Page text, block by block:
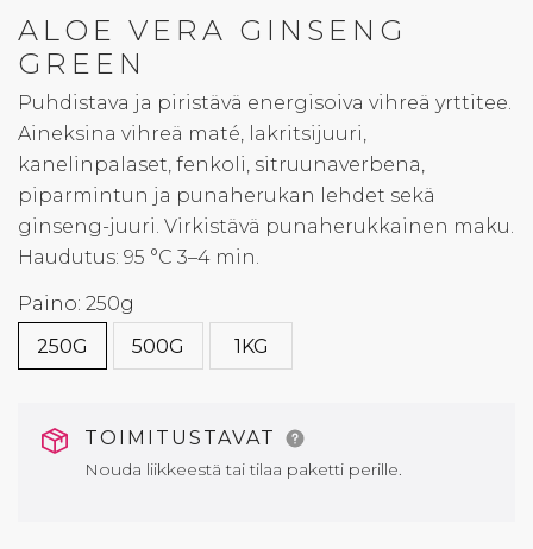
ALOE VERA GINSENG
GREEN
Puhdistava ja piristävä energisoiva vihreä yrttitee.
Aineksina vihreä maté, lakritsijuuri,
kanelinpalaset, fenkoli, sitruunaverbena,
piparmintun ja punaherukan lehdet sekä
ginseng-juuri. Virkistävä punaherukkainen maku.
Haudutus: 95 °C 3–4 min.
Paino: 250g
250G
500G 1KG
TOIMITUSTAVAT
Nouda liikkeestä tai tilaa paketti perille.